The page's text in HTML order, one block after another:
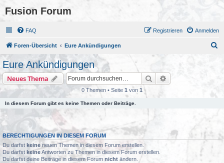
Fusion Forum
FAQ Anmelden
Registrieren
Foren-Übersicht Eure Ankündigungen
Eure Ankündigungen
Neues Thema Suche
0 Themen • Seite 1 von 1
In diesem Forum gibt es keine Themen oder Beiträge.
BERECHTIGUNGEN IN DIESEM FORUM
Du darfst keine neuen Themen in diesem Forum erstellen.
Du darfst keineAntworten zu Themen in diesem Forum erstellen.
Du darfst deine Beiträge in diesem Forum nicht ändern.